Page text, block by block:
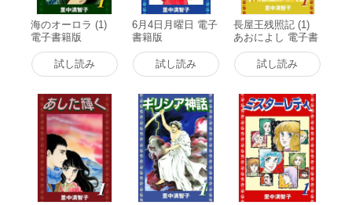
海のオーロラ (1)
電子書籍版
試し読み
6月4日月曜日 電子
書籍版
試し読み
長屋王残照記 (1)
あおによし 電子書
籍版
試し読み